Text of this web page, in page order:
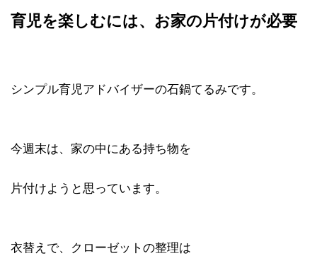
育児を楽しむには、お家の片付けが必要
シンプル育児アドバイザーの石鍋てるみです。
今週末は、家の中にある持ち物を
片付けようと思っています。
衣替えで、クローゼットの整理は